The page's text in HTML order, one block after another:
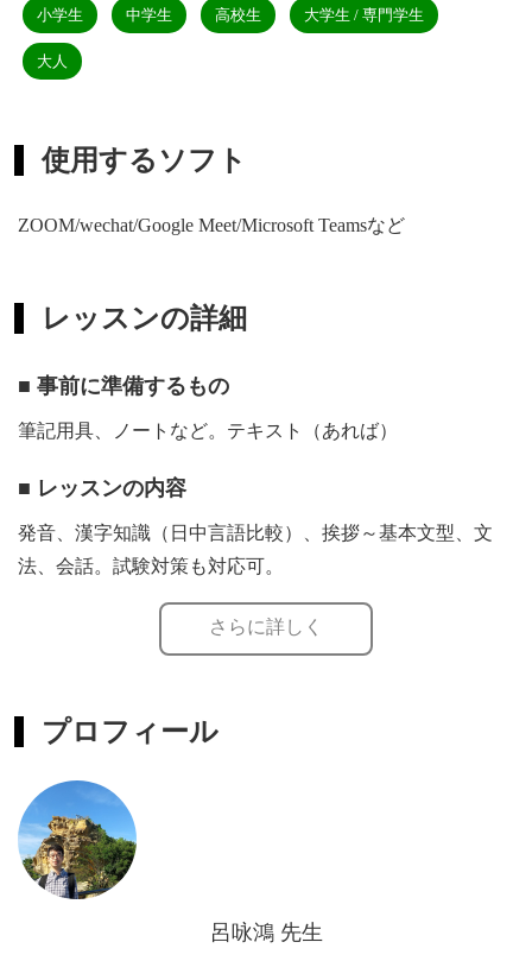
小学生 中学生 高校生 大学生 / 専門学生
大人
使用するソフト
ZOOM/wechat/Google Meet/Microsoft Teamsなど
レッスンの詳細
■ 事前に準備するもの
筆記用具、ノートなど。テキスト（あれば）
■ レッスンの内容
発音、漢字知識（日中言語比較）、挨拶～基本文型、文
法、会話。試験対策も対応可。
ビジネスマンの中国語や中国事情の指導やカウンセリング
さらに詳しく
プロフィール
呂咏鴻 先生